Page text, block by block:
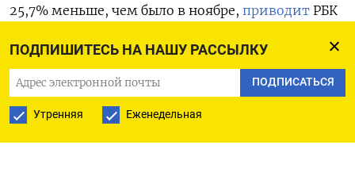
ПОДПИШИТЕСЬ НА НАШУ РАССЫЛКУ
ПОДПИСАТЬСЯ
Утренняя Еженедельная
25,7% меньше, чем было в ноябре, приводит РБК
показатель с июня 2022 года (тогда было $5,9
млрд).
При этом объем китайской валюты на корсчетах